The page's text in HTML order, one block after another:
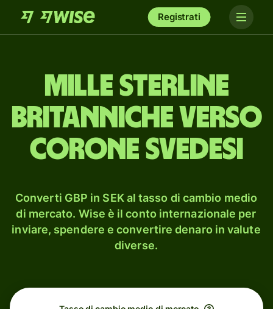
Registrati
mille sterline
britanniche verso
corone svedesi
Converti GBP in SEK al tasso di cambio medio
di mercato. Wise è il conto internazionale per
inviare, spendere e convertire denaro in valute
diverse.